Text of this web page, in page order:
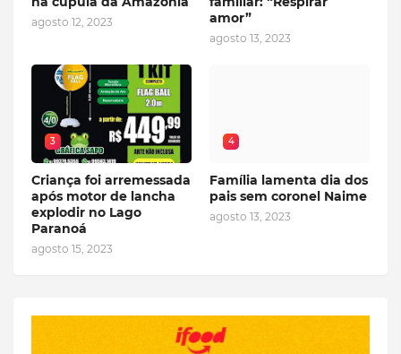
agosto 12, 2023
amor”
agosto 13, 2023
3
Criança foi arremessada
após motor de lancha
explodir no Lago
Paranoá
agosto 15, 2023
4
Família lamenta dia dos
pais sem coronel Naime
agosto 13, 2023